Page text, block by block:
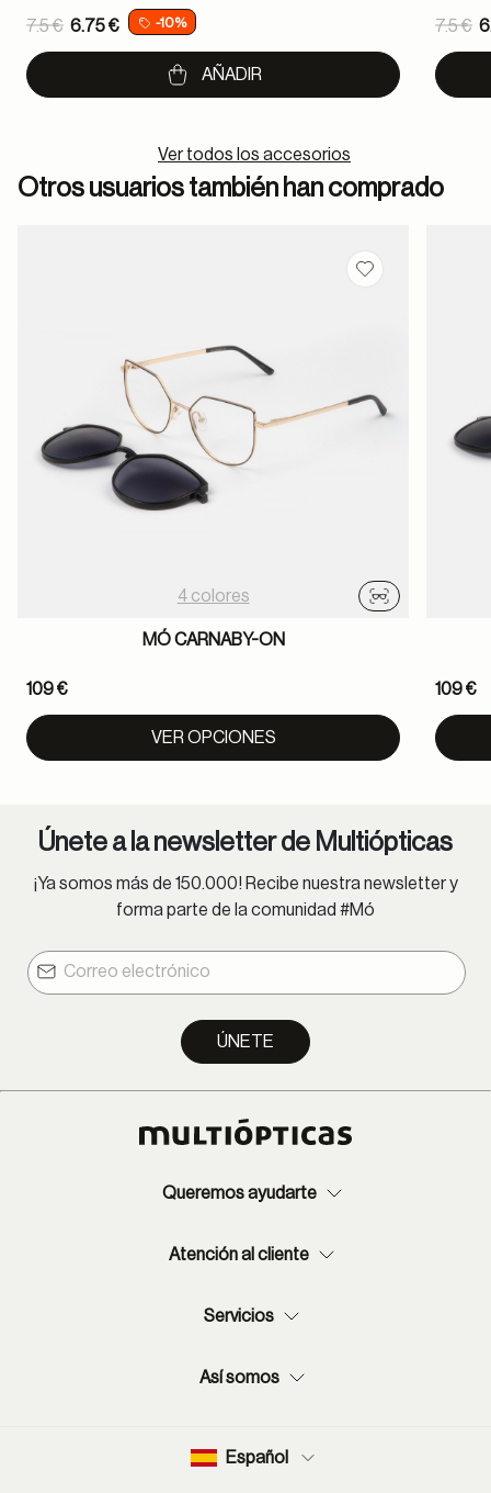
Price reduced from
7.5 €
to
6.75 € -10%
AÑADIR
7.5 €
to
Ver todos los accesorios
Otros usuarios también han comprado
Guardar en
4 colores
Probador
MÓ CARNABY-ON
109 €
VER OPCIONES
109 €
Únete a la newsletter de Multiópticas
¡Ya somos más de 150.000! Recibe nuestra newsletter y
forma parte de la comunidad #Mó
ÚNETE
Queremos ayudarte
Atención al cliente
Servicios
Así somos
Español